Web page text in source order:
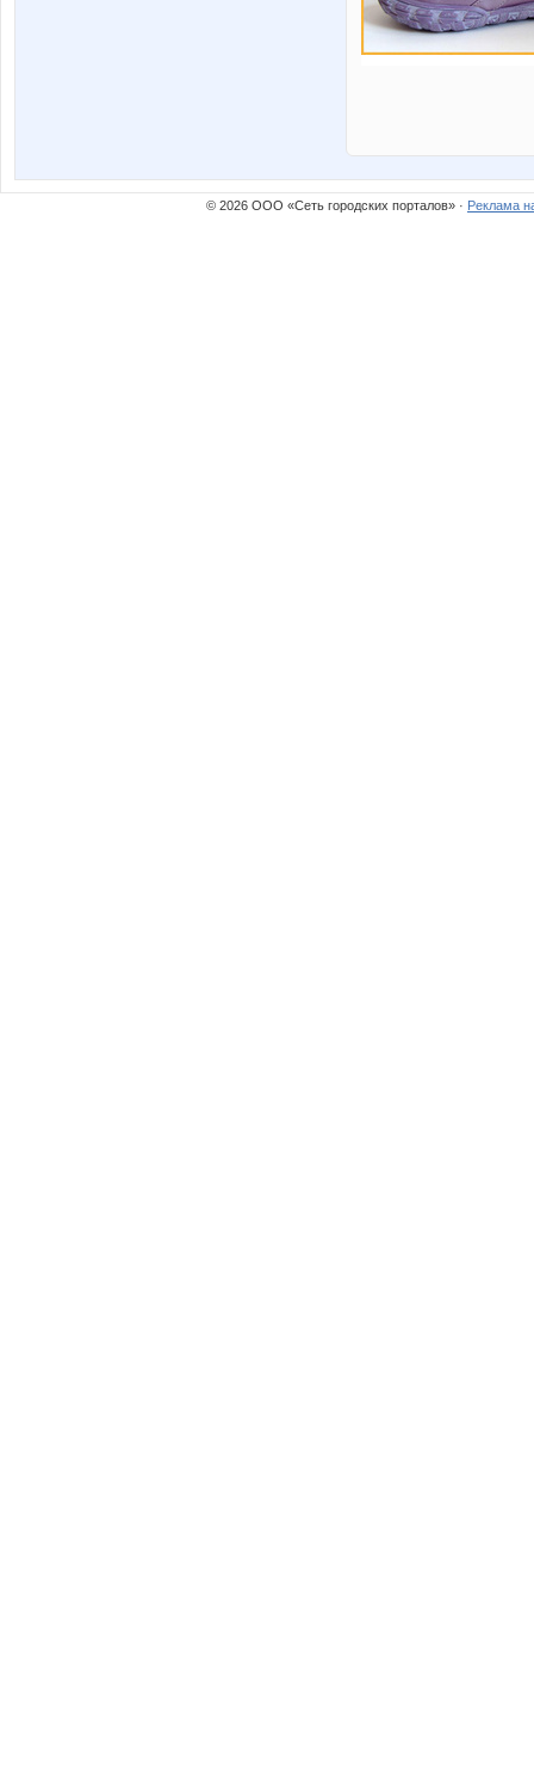
© 2026 ООО «Сеть городских порталов» · Реклама